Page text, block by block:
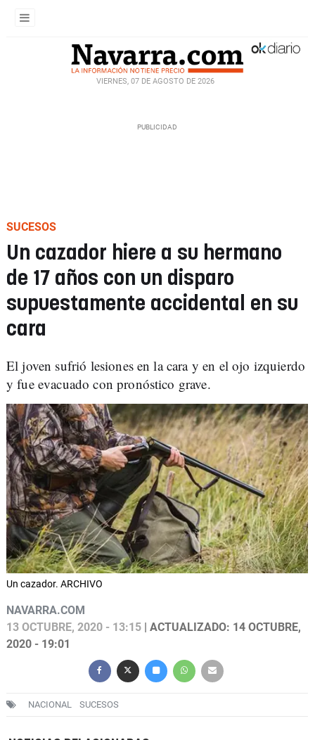
VIERNES, 07 DE AGOSTO DE 2026
SUCESOS
Un cazador hiere a su hermano
de 17 años con un disparo
supuestamente accidental en su
cara
El joven sufrió lesiones en la cara y en el ojo izquierdo
y fue evacuado con pronóstico grave.
Un cazador. ARCHIVO
NAVARRA.COM
13 OCTUBRE, 2020 - 13:15 | ACTUALIZADO: 14 OCTUBRE,
2020 - 19:01
NACIONAL SUCESOS